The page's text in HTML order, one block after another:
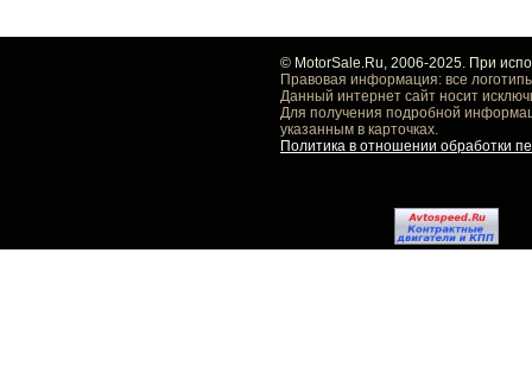
© MotorSale.Ru, 2006-2025. При
Правовая информация: все
Данный интернет сайт носит
Для получения подробной
указанным в карточках.
Политика в отношении обработки